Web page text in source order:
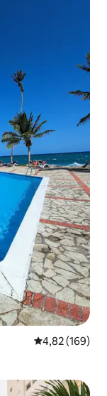
Évaluation
4,82 (169)